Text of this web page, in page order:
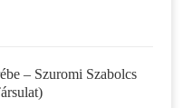
– Szuromi Szabolcs